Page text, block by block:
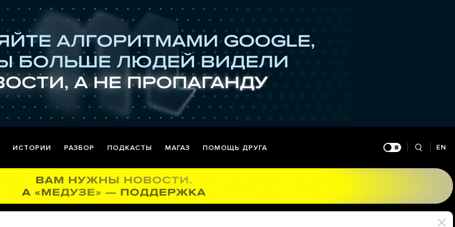
ИСТОРИИ РАЗБОР ПОДКАСТЫ МАГАЗ ПОМОЩЬ ДРУГА EN